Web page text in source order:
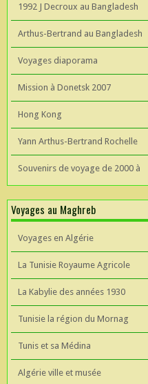
1992 J Decroux au Bangladesh
Arthus-Bertrand au Bangladesh
Voyages diaporama
Mission à Donetsk 2007
Hong Kong
Yann Arthus-Bertrand Rochelle
Souvenirs de voyage de 2000 à
Voyages au Maghreb
Voyages en Algérie
La Tunisie Royaume Agricole
La Kabylie des années 1930
Tunisie la région du Mornag
Tunis et sa Médina
Algérie ville et musée